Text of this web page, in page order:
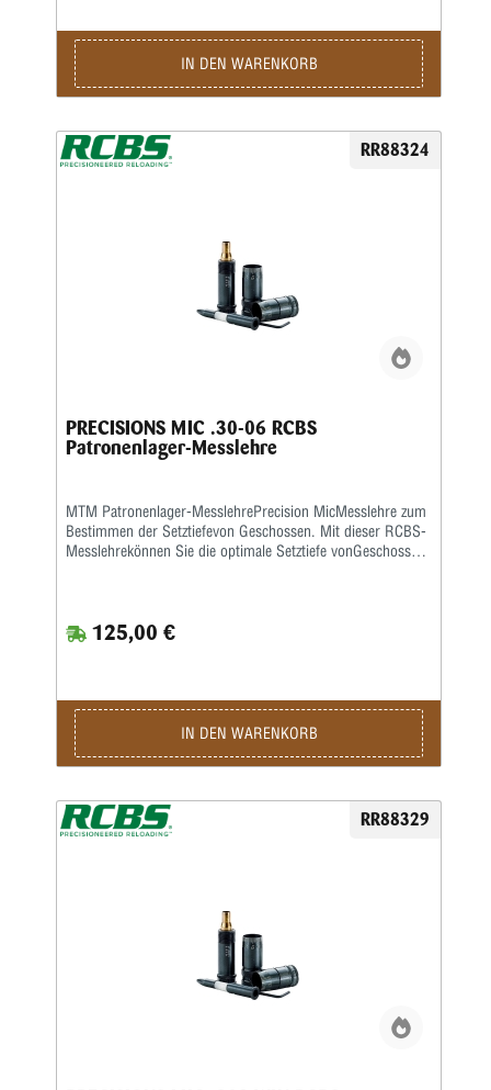
IN DEN WARENKORB
RR88324
PRECISIONS MIC .30-06 RCBS
Patronenlager-Messlehre
MTM Patronenlager-MesslehrePrecision MicMesslehre zum
Bestimmen der Setztiefevon Geschossen. Mit dieser RCBS-
Messlehrekönnen Sie die optimale Setztiefe vonGeschossen
deutschsprachigeBedienanleitung wird mitgeliefert.
125,00 €
IN DEN WARENKORB
RR88329